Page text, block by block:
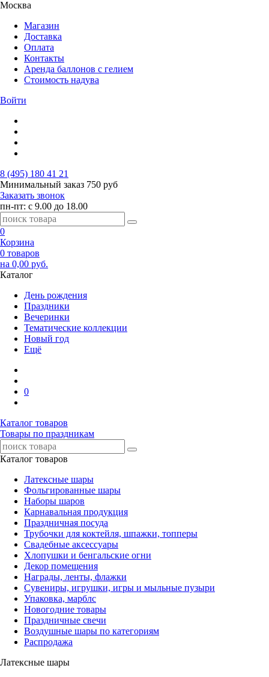
Москва
Магазин
Доставка
Оплата
Контакты
Аренда баллонов с гелием
Стоимость надува
Войти
8 (495) 180 41 21
Минимальный заказ 750 руб
Заказать звонок
пн-пт: с 9.00 до 18.00
0
Корзина
0 товаров
на 0,00 руб.
Каталог
День рождения
Праздники
Вечеринки
Тематические коллекции
Новый год
Ещё
0
Каталог товаров
Товары по праздникам
Каталог товаров
Латексные шары
Фольгированные шары
Наборы шаров
Карнавальная продукция
Праздничная посуда
Трубочки для коктейля, шпажки, топперы
Свадебные аксессуары
Хлопушки и бенгальские огни
Декор помещения
Награды, ленты, флажки
Сувениры, игрушки, игры и мыльные пузыри
Упаковка, марблс
Новогодние товары
Праздничные свечи
Воздушные шары по категориям
Распродажа
Латексные шары